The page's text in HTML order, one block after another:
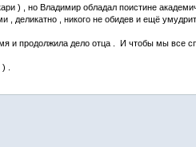
) , но Владимир обладал поистине
деликатно , никого не обидев и ещё
продолжила дело отца . И чтобы мы все
.